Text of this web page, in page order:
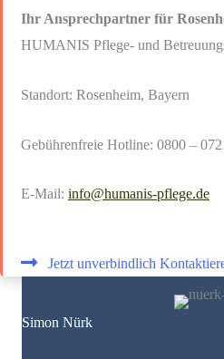
Ihr Ansprechpartner für
HUMANIS Pflege- und
Standort: Rosenheim, Bayern
Gebührenfreie Hotline: 0800 –
E-Mail: info@humanis-pflege.de
Jetzt unverbindlich
Simon Nürk